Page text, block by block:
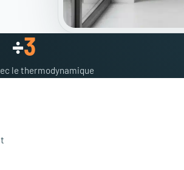
÷3
le thermodynamique